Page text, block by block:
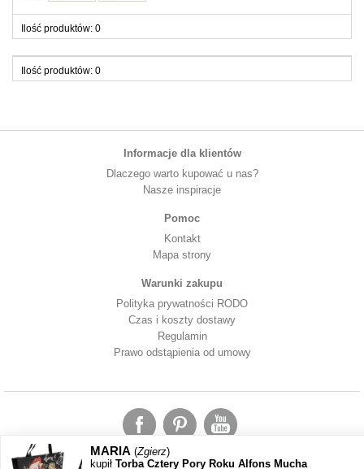
Ilość produktów: 0
Ilość produktów: 0
Informacje dla klientów
Dlaczego warto kupować u nas?
Nasze inspiracje
Pomoc
Kontakt
Mapa strony
Warunki zakupu
Polityka prywatności RODO
Czas i koszty dostawy
Regulamin
Prawo odstąpienia od umowy
MARIA (Zgierz)
kupił Torba Cztery Pory Roku Alfons Mucha